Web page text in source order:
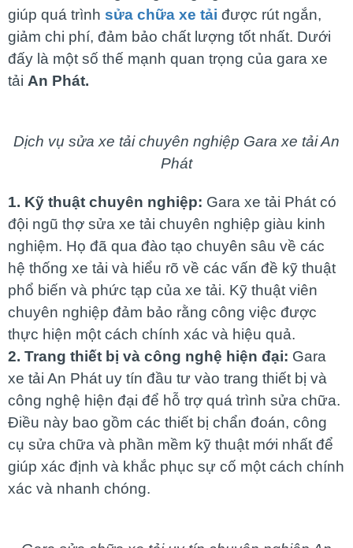
giúp quá trình sửa chữa xe tải được rút ngắn,
giảm chi phí, đảm bảo chất lượng tốt nhất. Dưới
đấy là một số thế mạnh quan trọng của gara xe
tải An Phát.
Dịch vụ sửa xe tải chuyên nghiệp Gara xe tải An
Phát
1. Kỹ thuật chuyên nghiệp: Gara xe tải Phát có
đội ngũ thợ sửa xe tải chuyên nghiệp giàu kinh
nghiệm. Họ đã qua đào tạo chuyên sâu về các
hệ thống xe tải và hiểu rõ về các vấn đề kỹ thuật
phổ biến và phức tạp của xe tải. Kỹ thuật viên
chuyên nghiệp đảm bảo rằng công việc được
thực hiện một cách chính xác và hiệu quả.
2. Trang thiết bị và công nghệ hiện đại: Gara
xe tải An Phát uy tín đầu tư vào trang thiết bị và
công nghệ hiện đại để hỗ trợ quá trình sửa chữa.
Điều này bao gồm các thiết bị chẩn đoán, công
cụ sửa chữa và phần mềm kỹ thuật mới nhất để
giúp xác định và khắc phục sự cố một cách chính
xác và nhanh chóng.